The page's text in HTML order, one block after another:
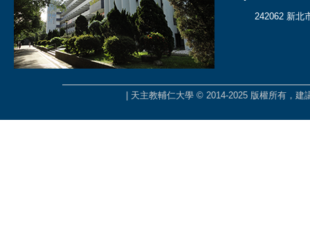
242062 新北
| 天主教輔仁大學 © 2014-2025 版權所有，